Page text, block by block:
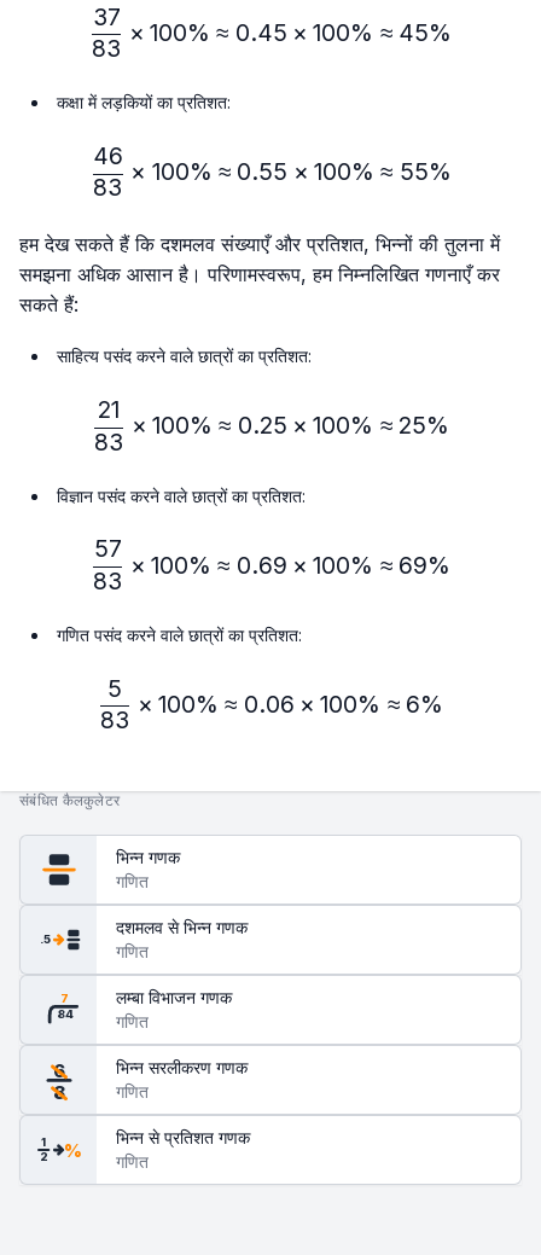
\frac{37}{83} × 100\%≈
83
37
× 100% ≈ 0.45 × 100% ≈ 45%
कक्षा में लड़कियों का प्रतिशत:
\frac{46}{83} × 100\%
83
46
× 100% ≈ 0.55 × 100% ≈ 55%
हम देख सकते हैं कि दशमलव संख्याएँ और प्रतिशत, भिन्नों की तुलना में
समझना अधिक आसान है। परिणामस्वरूप, हम निम्नलिखित गणनाएँ कर
सकते हैं:
साहित्य पसंद करने वाले छात्रों का प्रतिशत:
\frac{21}{83} × 100\% ≈
83
21
× 100% ≈ 0.25 × 100% ≈ 25%
विज्ञान पसंद करने वाले छात्रों का प्रतिशत:
\frac{57}{83} × 100\% ≈
83
57
× 100% ≈ 0.69 × 100% ≈ 69%
गणित पसंद करने वाले छात्रों का प्रतिशत:
\frac{5}{83} × 100\% ≈
83
5
× 100% ≈ 0.06 × 100% ≈ 6%
संबंधित कैलकुलेटर
भिन्न गणक
गणित
.5
दशमलव से भिन्न गणक
गणित
84
7
लम्बा विभाजन गणक
गणित
6
8
भिन्न सरलीकरण गणक
गणित
1
2 %
भिन्न से प्रतिशत गणक
गणित